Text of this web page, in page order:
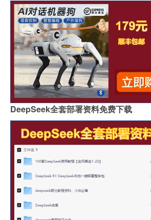
DeepSeek全套部署资料免费下载